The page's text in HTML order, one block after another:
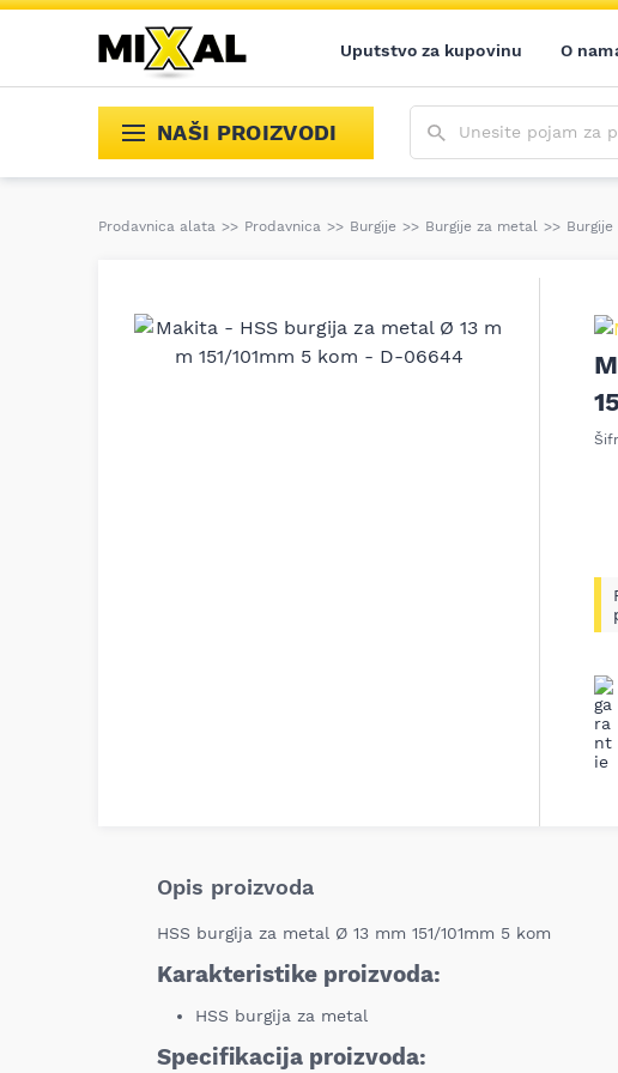
Uputstvo za kupovinu O
NAŠI PROIZVODI
Prodavnica alata >> Prodavnica >> Burgije >> Burgije za metal >>
Opis proizvoda
HSS burgija za metal Ø 13 mm 151/101mm 5 kom
Karakteristike proizvoda:
HSS burgija za metal
Specifikacija proizvoda: